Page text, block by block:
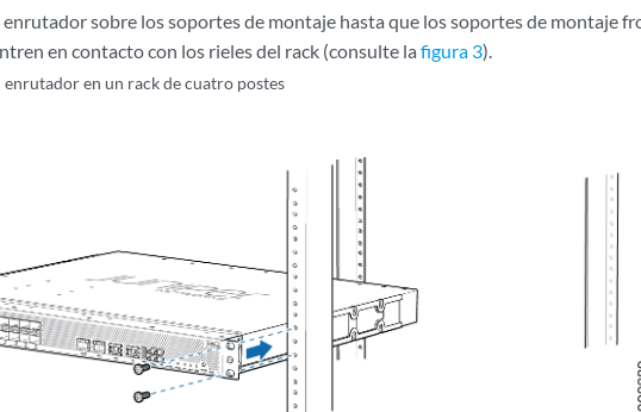
enrutador sobre los soportes de montaje hasta que los soportes de montaje
en contacto con los rieles del rack (consulte lafigura 3).
en un rack de cuatro postes